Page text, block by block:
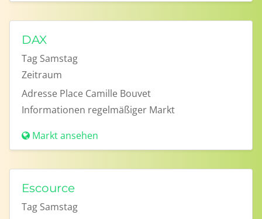
DAX
Tag Samstag
Zeitraum
Adresse Place Camille Bouvet
Informationen regelmäßiger Markt
Markt ansehen
Escource
Tag Samstag